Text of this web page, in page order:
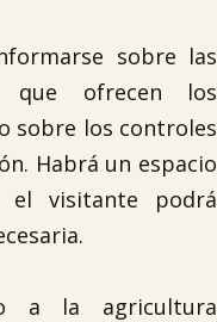
sobre las
que ofrecen los
sobre los controles
Habrá un espacio
visitante podrá
a la agricultura